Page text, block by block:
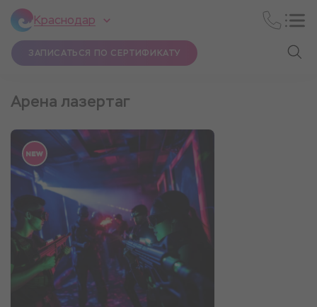
Краснодар
ЗАПИСАТЬСЯ ПО СЕРТИФИКАТУ
Арена лазертаг